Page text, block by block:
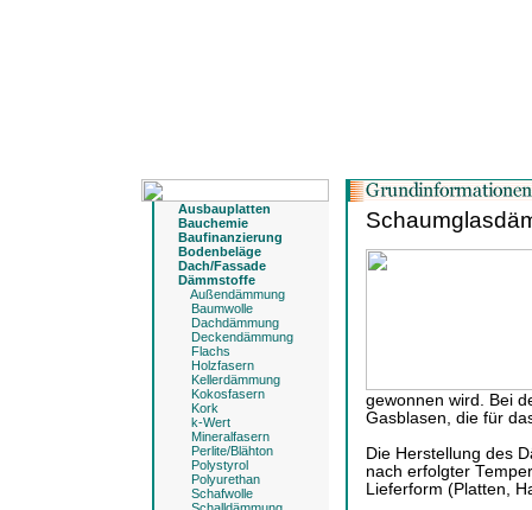
Ausbauplatten
Bauchemie
Baufinanzierung
Bodenbeläge
Dach/Fassade
Dämmstoffe
Außendämmung
Baumwolle
Dachdämmung
Deckendämmung
Flachs
Holzfasern
Kellerdämmung
Kokosfasern
Kork
k-Wert
Mineralfasern
Perlite/Blähton
Polystyrol
Polyurethan
Schafwolle
gewonnen wird. Bei
Gasblasen, die für
Die Herstellung des
nach erfolgter
Lieferform (Platten,